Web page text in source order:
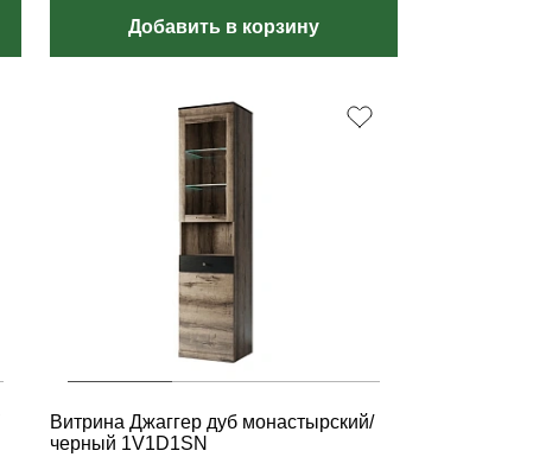
Добавить в корзину
Витрина Джаггер дуб монастырский/
черный 1V1D1SN